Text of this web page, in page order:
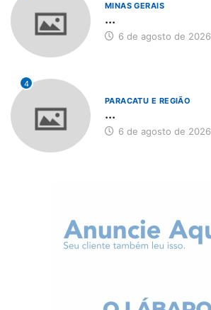
MINAS GERAIS
...
6 de agosto de 2026
4
PARACATU E REGIÃO
...
6 de agosto de 2026